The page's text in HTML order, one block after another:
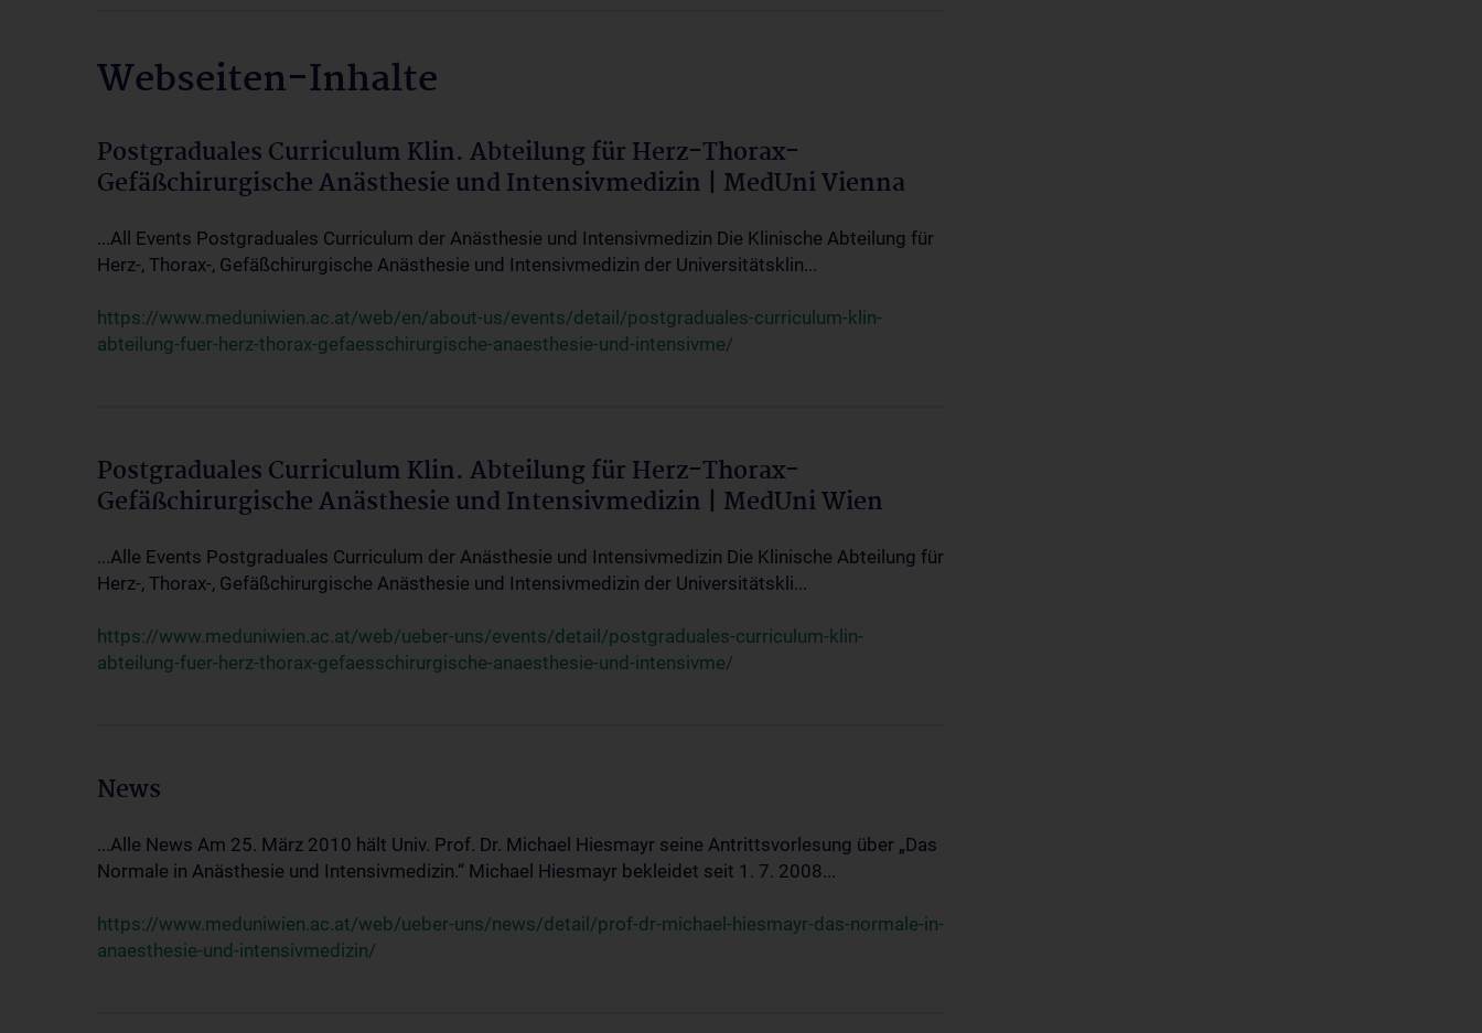
Webseiten-Inhalte
Postgraduales Curriculum Klin. Abteilung für Herz-Thorax-
Gefäßchirurgische Anästhesie und Intensivmedizin | MedUni Vienna
...All Events Postgraduales Curriculum der Anästhesie und Intensivmedizin Die Klinische Abteilung für
Herz-, Thorax-, Gefäßchirurgische Anästhesie und Intensivmedizin der Universitätsklin...
https://www.meduniwien.ac.at/web/en/about-us/events/detail/postgraduales-curriculum-klin-
abteilung-fuer-herz-thorax-gefaesschirurgische-anaesthesie-und-intensivme/
Postgraduales Curriculum Klin. Abteilung für Herz-Thorax-
Gefäßchirurgische Anästhesie und Intensivmedizin | MedUni Wien
...Alle Events Postgraduales Curriculum der Anästhesie und Intensivmedizin Die Klinische Abteilung für
Herz-, Thorax-, Gefäßchirurgische Anästhesie und Intensivmedizin der Universitätskli...
https://www.meduniwien.ac.at/web/ueber-uns/events/detail/postgraduales-curriculum-klin-
abteilung-fuer-herz-thorax-gefaesschirurgische-anaesthesie-und-intensivme/
News
...Alle News Am 25. März 2010 hält Univ. Prof. Dr. Michael Hiesmayr seine Antrittsvorlesung über „Das
Normale in Anästhesie und Intensivmedizin.“ Michael Hiesmayr bekleidet seit 1. 7. 2008...
https://www.meduniwien.ac.at/web/ueber-uns/news/detail/prof-dr-michael-hiesmayr-das-normale-in-
anaesthesie-und-intensivmedizin/